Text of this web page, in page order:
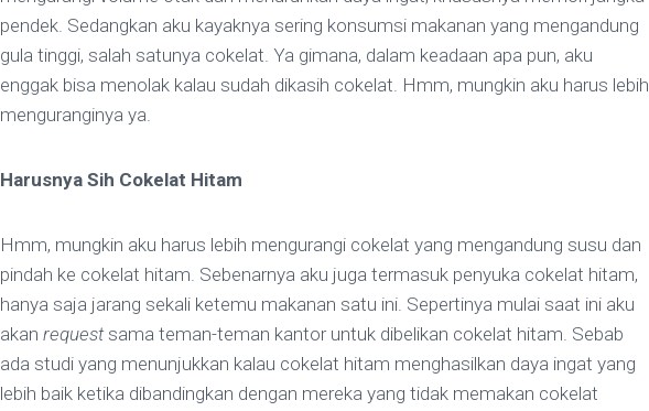
pendek. Sedangkan aku kayaknya sering konsumsi makanan yang mengandung
gula tinggi, salah satunya cokelat. Ya gimana, dalam keadaan apa pun, aku
enggak bisa menolak kalau sudah dikasih cokelat. Hmm, mungkin aku harus lebih
menguranginya ya.
Harusnya Sih Cokelat Hitam
Hmm, mungkin aku harus lebih mengurangi cokelat yang mengandung susu dan
pindah ke cokelat hitam. Sebenarnya aku juga termasuk penyuka cokelat hitam,
hanya saja jarang sekali ketemu makanan satu ini. Sepertinya mulai saat ini aku
akan requestsama teman-teman kantor untuk dibelikan cokelat hitam. Sebab
ada studi yang menunjukkan kalau cokelat hitam menghasilkan daya ingat yang
lebih baik ketika dibandingkan dengan mereka yang tidak memakan cokelat